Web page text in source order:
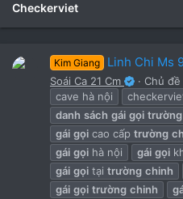
Checkerviet
Kim Giang Linh Chi Ms
Soái Ca 21 Cm Chủ đề
cave hà nội
danh sách gái gọi trường
gái gọi cao cấp trường
gái gọi hà nội gái gọi
gái gọi tại trường chinh
gái gọi trường chinh